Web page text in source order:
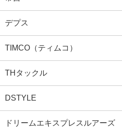
デプス
TIMCO（ティムコ）
THタックル
DSTYLE
ドリームエキスプレスルアーズ